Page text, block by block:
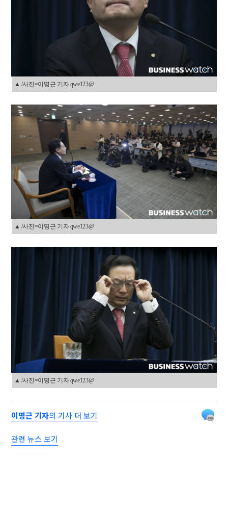
▲ /사진=이명근 기자 qwe123@
▲ /사진=이명근 기자 qwe123@
▲ /사진=이명근 기자 qwe123@
이명근 기자의 기사 더 보기
관련 뉴스 보기